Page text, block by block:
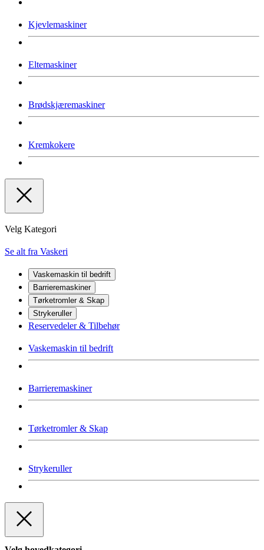
Kjevlemaskiner
Eltemaskiner
Brødskjæremaskiner
Kremkokere
Velg Kategori
Se alt fra Vaskeri
Vaskemaskin til bedrift
Barrieremaskiner
Tørketromler & Skap
Strykeruller
Reservedeler & Tilbehør
Vaskemaskin til bedrift
Barrieremaskiner
Tørketromler & Skap
Strykeruller